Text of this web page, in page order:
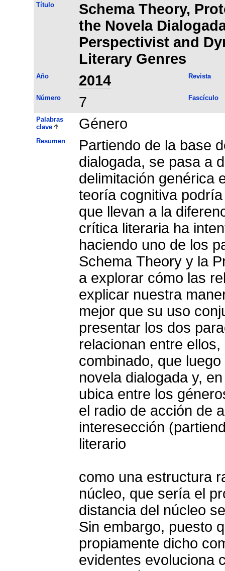
Título
Schema Theory,
the Novela
Perspectivist and
Literary Genres
Año 2014 Revista
Número 7 Fascículo
Palabras
clave
Género
Resumen
Partiendo de la base
dialogada, se pasa a
delimitación genérica
teoría cognitiva
que llevan a la
crítica literaria ha
haciendo uno de los
Schema Theory y la
a explorar cómo las
explicar nuestra
mejor que su uso
presentar los dos
relacionan entre
combinado, que
novela dialogada y,
ubica entre los
el radio de acción de
interesección
literario
como una estructura
núcleo, que sería el
distancia del núcleo
Sin embargo, puesto
propiamente dicho
evidentes evoluciona